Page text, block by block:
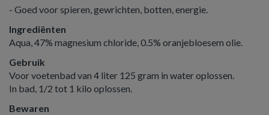
- Goed voor spieren, gewrichten, botten, energie.
Ingrediënten
Aqua, 47% magnesium chloride, 0.5% oranjebloesem olie.
Gebruik
Voor voetenbad van 4 liter 125 gram in water oplossen.
In bad, 1/2 tot 1 kilo oplossen.
Bewaren